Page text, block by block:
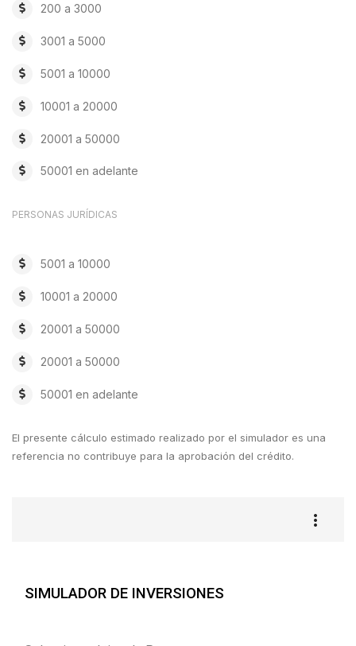
200 a 3000
3001 a 5000
5001 a 10000
10001 a 20000
20001 a 50000
50001 en adelante
PERSONAS JURÍDICAS
5001 a 10000
10001 a 20000
20001 a 50000
20001 a 50000
50001 en adelante
El presente cálculo estimado realizado por el simulador es una
referencia no contribuye para la aprobación del crédito.